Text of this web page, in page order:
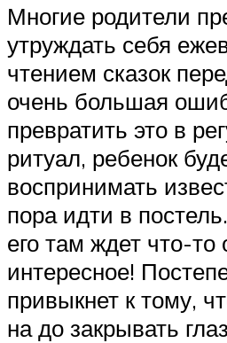
Многие родители
утруждать себя
чтением сказок
очень большая
превратить это в
ритуал, ребенок
воспринимать
пора идти в
его там ждет что-то
интересное!
привыкнет к тому,
на до закрывать